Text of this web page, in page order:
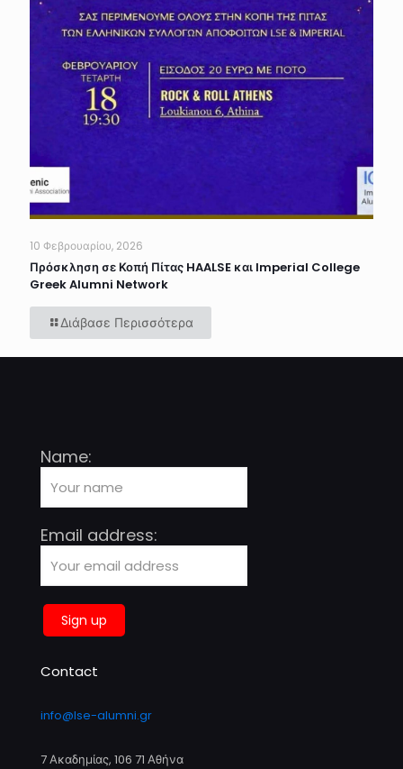
10 Φεβρουαρίου, 2026
Πρόσκληση σε Κοπή Πίτας HAALSE και Imperial College
Greek Alumni Network
Διάβασε Περισσότερα
Name:
Email address:
Contact
info@lse-alumni.gr
7 Ακαδημίας, 106 71 Αθήνα